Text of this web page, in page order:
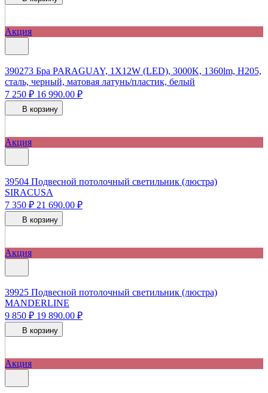
Акция
390273 Бра PARAGUAY, 1X12W (LED), 3000K, 1360lm, H205,
сталь, черный, матовая латунь/пластик, белый
7 250 ₽ 16 990.00 ₽
В корзину
Акция
39504 Подвесной потолочный светильник (люстра)
SIRACUSA
7 350 ₽ 21 690.00 ₽
В корзину
Акция
39925 Подвесной потолочный светильник (люстра)
MANDERLINE
9 850 ₽ 19 890.00 ₽
В корзину
Акция